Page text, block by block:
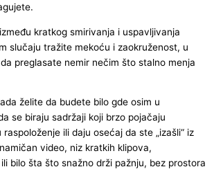
kratkog smirivanja i uspavljivanja
slučaju tražite mekoću i zaokruženost, u
preglasate nemir nečim što stalno menja
želite da budete bilo gde osim u
se biraju sadržaji koji brzo pojačaju
ili daju osećaj da ste „izašli“ iz
video, niz kratkih klipova,
bilo šta što snažno drži pažnju, bez prostora